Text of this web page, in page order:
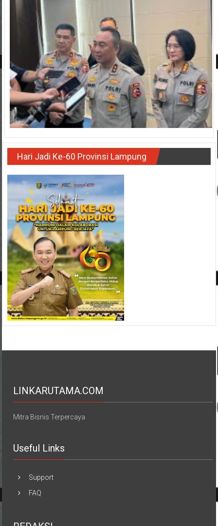
Hari Jadi Ke-60 Provinsi Lampung
LINKARUTAMA.COM
Mitra Bisnis Terpercaya
Useful Links
Support
FAQ